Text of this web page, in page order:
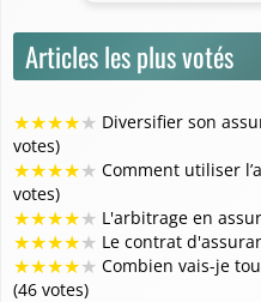
Articles les plus votés
★★★★★ Diversifier son
votes)
★★★★★ Comment utiliser
votes)
★★★★★ L'arbitrage en
★★★★★ Le contrat
★★★★★ Combien vais-je
(46 votes)